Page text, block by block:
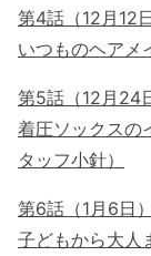
第4話（12月12日
いつものヘアメ
第5話（12月24
着圧ソックスの
タッフ小針）
第6話（1月6日）
子どもから大人